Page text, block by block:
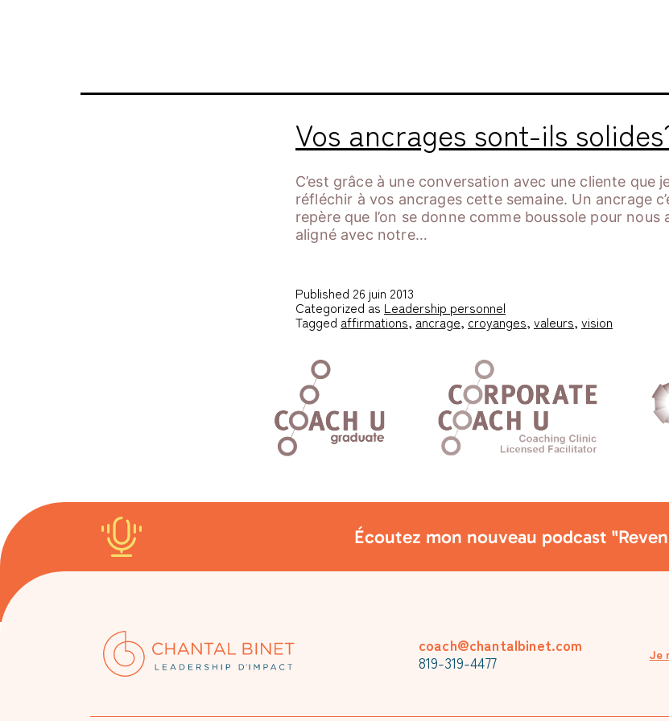
Vos ancrages sont-ils
C’est grâce à une conversation avec une cliente que
réfléchir à vos ancrages cette semaine. Un ancrage
repère que l’on se donne comme boussole pour nous
aligné avec notre…
Published 26 juin 2013
Categorized as Leadership personnel
Tagged affirmations, ancrage, croyanges, valeurs, vision
Écoutez mon nouveau podcast
coach@chantalbinet.com
819-319-4477
Je